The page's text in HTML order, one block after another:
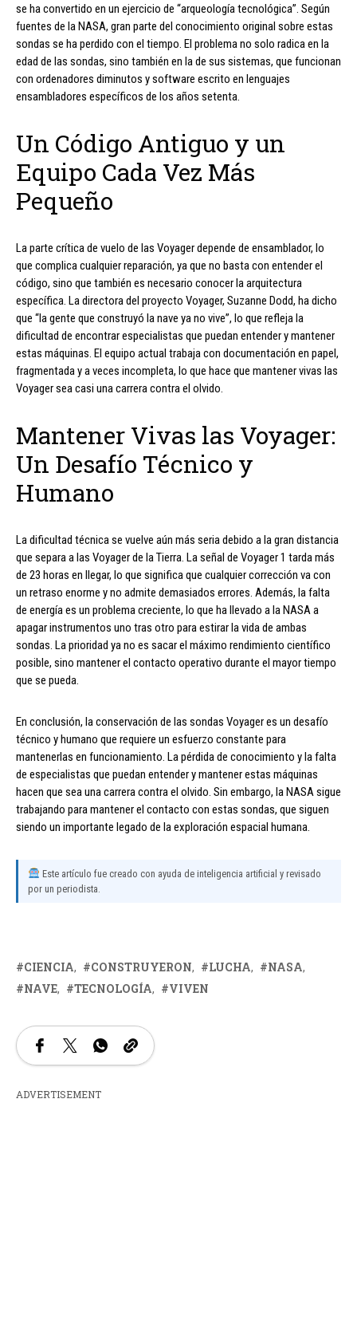
se ha convertido en un ejercicio de “arqueología tecnológica”. Según
fuentes de la NASA, gran parte del conocimiento original sobre estas
sondas se ha perdido con el tiempo. El problema no solo radica en la
edad de las sondas, sino también en la de sus sistemas, que funcionan
con ordenadores diminutos y software escrito en lenguajes
ensambladores específicos de los años setenta.
Un Código Antiguo y un
Equipo Cada Vez Más
Pequeño
La parte crítica de vuelo de las Voyager depende de ensamblador, lo
que complica cualquier reparación, ya que no basta con entender el
código, sino que también es necesario conocer la arquitectura
específica. La directora del proyecto Voyager, Suzanne Dodd, ha dicho
que “la gente que construyó la nave ya no vive”, lo que refleja la
dificultad de encontrar especialistas que puedan entender y mantener
estas máquinas. El equipo actual trabaja con documentación en papel,
fragmentada y a veces incompleta, lo que hace que mantener vivas las
Voyager sea casi una carrera contra el olvido.
Mantener Vivas las Voyager:
Un Desafío Técnico y
Humano
La dificultad técnica se vuelve aún más seria debido a la gran distancia
que separa a las Voyager de la Tierra. La señal de Voyager 1 tarda más
de 23 horas en llegar, lo que significa que cualquier corrección va con
un retraso enorme y no admite demasiados errores. Además, la falta
de energía es un problema creciente, lo que ha llevado a la NASA a
apagar instrumentos uno tras otro para estirar la vida de ambas
sondas. La prioridad ya no es sacar el máximo rendimiento científico
posible, sino mantener el contacto operativo durante el mayor tiempo
que se pueda.
En conclusión, la conservación de las sondas Voyager es un desafío
técnico y humano que requiere un esfuerzo constante para
mantenerlas en funcionamiento. La pérdida de conocimiento y la falta
de especialistas que puedan entender y mantener estas máquinas
hacen que sea una carrera contra el olvido. Sin embargo, la NASA sigue
trabajando para mantener el contacto con estas sondas, que siguen
siendo un importante legado de la exploración espacial humana.
Este artículo fue creado con ayuda de inteligencia artificial y revisado
por un periodista.
CIENCIA CONSTRUYERON LUCHA
NASA
NAVE
TECNOLOGÍA VIVEN
ADVERTISEMENT